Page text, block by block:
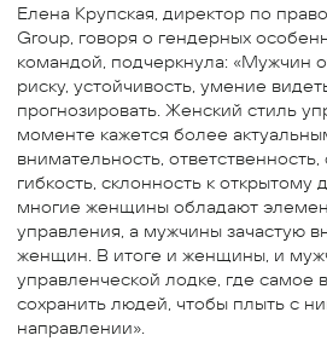
Елена Крупская, директор по
Group, говоря о гендерных
командой, подчеркнула: «Мужчин
риску, устойчивость, умение
прогнозировать. Женский стиль
моменте кажется более
внимательность, ответственность,
гибкость, склонность к открытому
многие женщины обладают
управления, а мужчины зачастую
женщин. В итоге и женщины, и
управленческой лодке, где самое
сохранить людей, чтобы плыть с
направлении».